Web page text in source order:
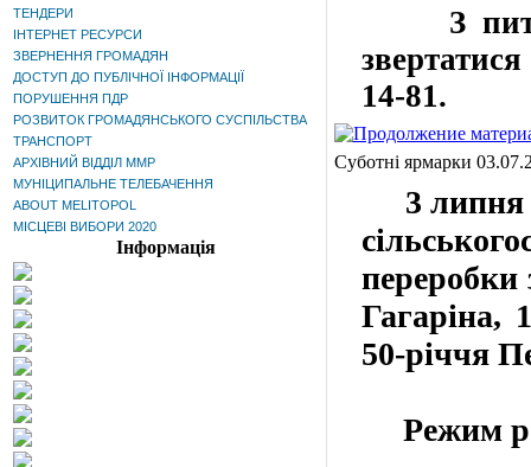
ТЕНДЕРИ
ІНТЕРНЕТ РЕСУРСИ
ЗВЕРНЕННЯ ГРОМАДЯН
ДОСТУП ДО ПУБЛІЧНОЇ ІНФОРМАЦІЇ
ПОРУШЕННЯ ПДР
РОЗВИТОК ГРОМАДЯНСЬКОГО СУСПІЛЬСТВА
ТРАНСПОРТ
АРХІВНИЙ ВІДДІЛ ММР
МУНІЦИПАЛЬНЕ ТЕЛЕБАЧЕННЯ
ABOUT MELITOPOL
МІСЦЕВІ ВИБОРИ 2020
Інформація
З
звертатися
14-81.
Суботні ярмарки
3
переробки
Гагаріна,
50-річчя
Режим